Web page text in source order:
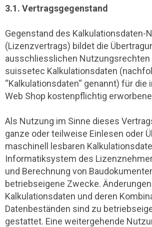
3.1. Vertragsgegenstand
Gegenstand des Kalkulationsdaten-
(Lizenzvertrags) bildet die
ausschliesslichen Nutzungsrechten
suissetec Kalkulationsdaten
“Kalkulationsdaten“ genannt) für
Web Shop kostenpflichtig
Als Nutzung im Sinne dieses
ganze oder teilweise Einlesen oder
maschinell lesbaren
Informatiksystem des
und Berechnung von
betriebseigene Zwecke.
Kalkulationsdaten und deren
Datenbeständen sind zu
gestattet. Eine weitergehende